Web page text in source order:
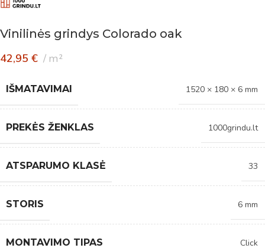
Vinilinės grindys Colorado oak
42,95 € m²
IŠMATAVIMAI 1520 × 180 × 6 mm
PREKĖS ŽENKLAS 1000grindu.lt
ATSPARUMO KLASĖ 33
STORIS 6 mm
MONTAVIMO TIPAS Click